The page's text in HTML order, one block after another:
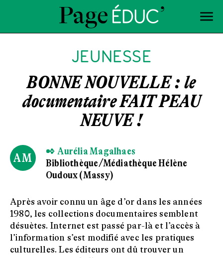
JEUNESSE
BONNE NOUVELLE : le
documentaire FAIT PEAU
NEUVE !
AM
✒ Aurélia Magalhaes
Bibliothèque/Médiathèque Hélène
Oudoux (Massy)
Après avoir connu un âge d’or dans les années
1980, les collections documentaires semblent
désuètes. Internet est passé par-là et l’accès à
l’information s’est modifié avec les pratiques
culturelles. Les éditeurs ont dû trouver un